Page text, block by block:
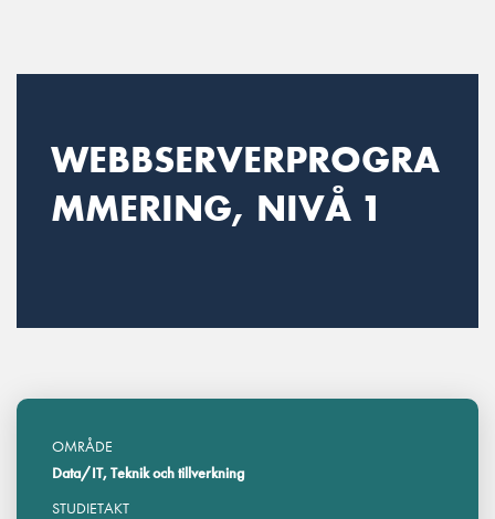
WEBBSERVERPROGRA
MMERING, NIVÅ 1
OMRÅDE
Data/IT, Teknik och tillverkning
STUDIETAKT